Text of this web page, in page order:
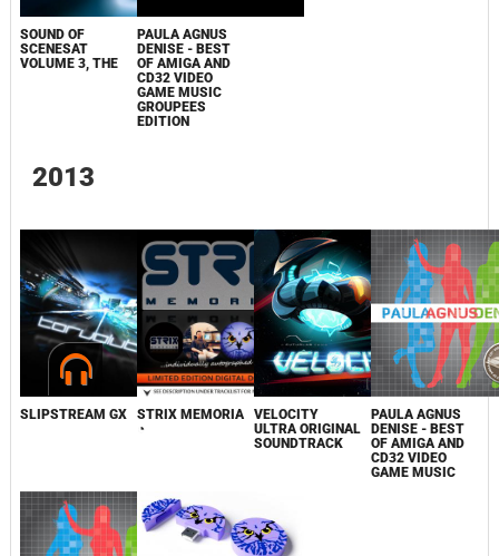
SOUND OF
SCENESAT
VOLUME 3, THE
PAULA AGNUS
DENISE - BEST
OF AMIGA AND
CD32 VIDEO
GAME MUSIC
GROUPEES
EDITION
2013
SLIPSTREAM GX
STRIX MEMORIA
◔
VELOCITY
ULTRA ORIGINAL
SOUNDTRACK
PAULA AGNUS
DENISE - BEST
OF AMIGA AND
CD32 VIDEO
GAME MUSIC